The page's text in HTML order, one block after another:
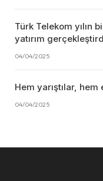
Türk Telekom yılın
yatırım
04/04/2025
Hem yarıştılar,
04/04/2025